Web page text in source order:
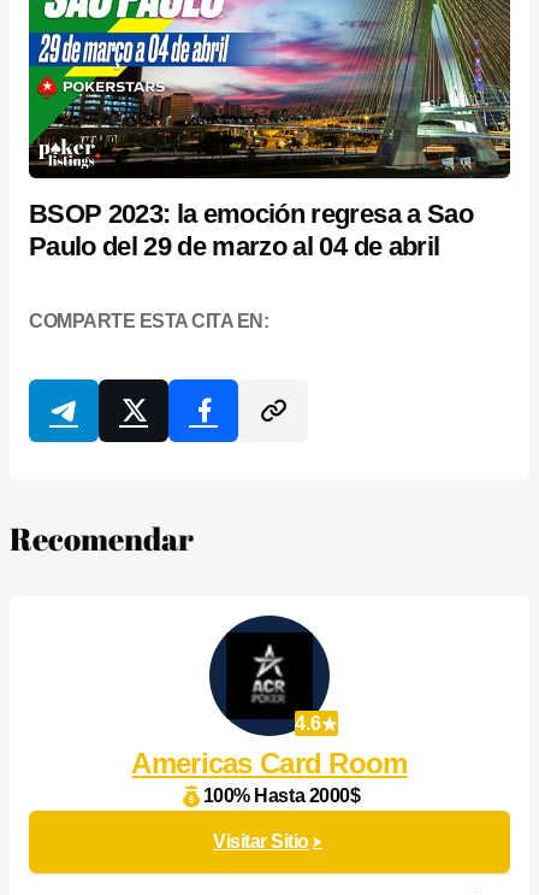
BSOP 2023: la emoción regresa a Sao
Paulo del 29 de marzo al 04 de abril
COMPARTE ESTA CITA EN:
Recomendar
4.6
Americas Card Room
100% Hasta 2000$
Visitar Sitio